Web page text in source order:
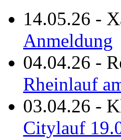
14.05.26 -
Anmeldung
04.04.26 -
Rheinlauf
03.04.26 -
Citylauf